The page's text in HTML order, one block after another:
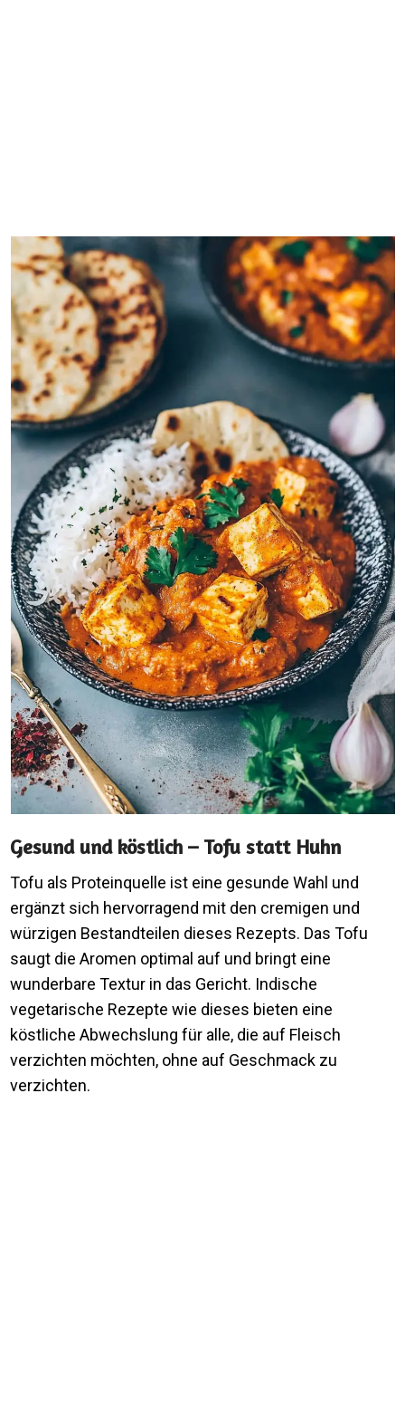
Gesund und köstlich – Tofu statt Huhn
Tofu als Proteinquelle ist eine gesunde Wahl und
ergänzt sich hervorragend mit den cremigen und
würzigen Bestandteilen dieses Rezepts. Das Tofu
saugt die Aromen optimal auf und bringt eine
wunderbare Textur in das Gericht. Indische
vegetarische Rezepte wie dieses bieten eine
köstliche Abwechslung für alle, die auf Fleisch
verzichten möchten, ohne auf Geschmack zu
verzichten.